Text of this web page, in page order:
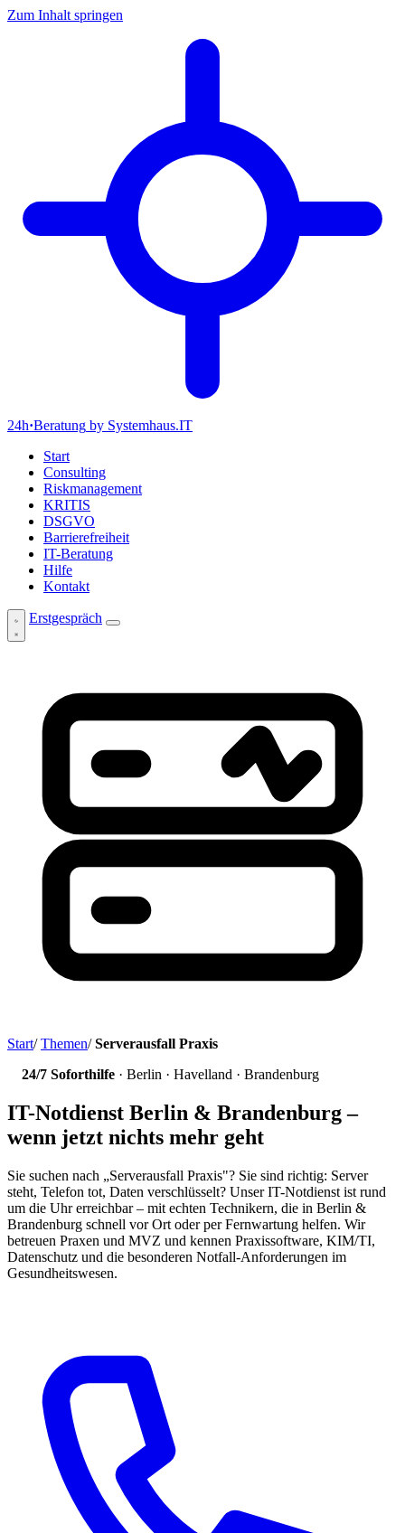
Zum Inhalt springen
24h·Beratung by Systemhaus.IT
Start
Consulting
Riskmanagement
KRITIS
DSGVO
Barrierefreiheit
IT-Beratung
Hilfe
Kontakt
Erstgespräch
Start/ Themen/ Serverausfall Praxis
24/7 Soforthilfe · Berlin · Havelland · Brandenburg
IT-Notdienst Berlin & Brandenburg –
wenn jetzt nichts mehr geht
Sie suchen nach „Serverausfall Praxis"? Sie sind richtig: Server
steht, Telefon tot, Daten verschlüsselt? Unser IT-Notdienst ist rund
um die Uhr erreichbar – mit echten Technikern, die in Berlin &
Brandenburg schnell vor Ort oder per Fernwartung helfen. Wir
betreuen Praxen und MVZ und kennen Praxissoftware, KIM/TI,
Datenschutz und die besonderen Notfall-Anforderungen im
Gesundheitswesen.